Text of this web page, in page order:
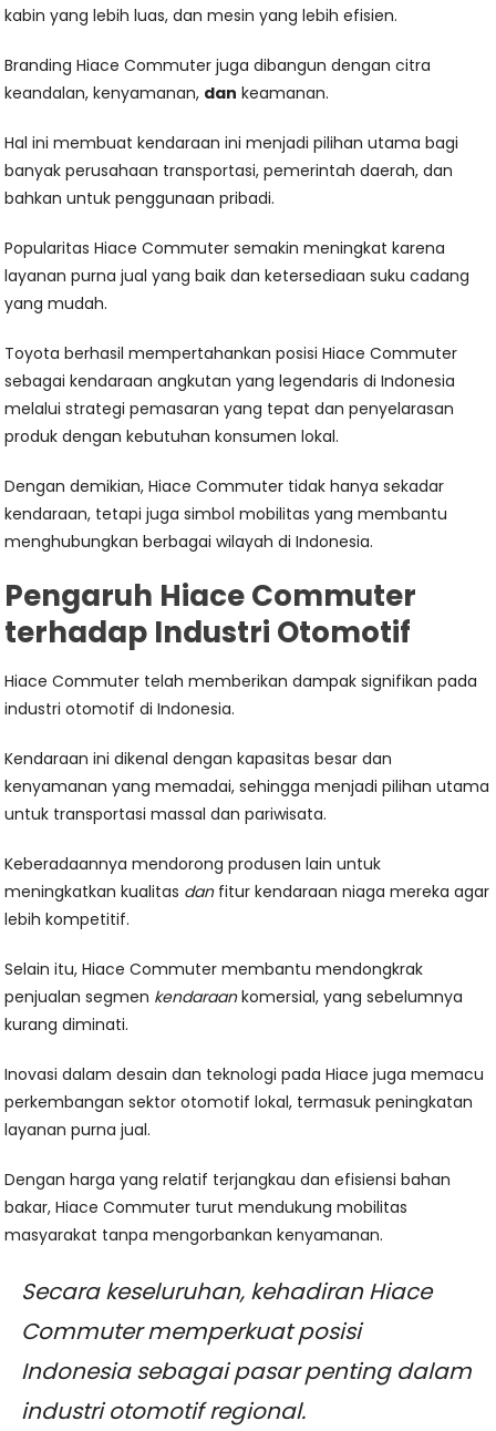
kabin yang lebih luas, dan mesin yang lebih efisien.
Branding Hiace Commuter juga dibangun dengan citra
keandalan, kenyamanan, dan keamanan.
Hal ini membuat kendaraan ini menjadi pilihan utama bagi
banyak perusahaan transportasi, pemerintah daerah, dan
bahkan untuk penggunaan pribadi.
Popularitas Hiace Commuter semakin meningkat karena
layanan purna jual yang baik dan ketersediaan suku cadang
yang mudah.
Toyota berhasil mempertahankan posisi Hiace Commuter
sebagai kendaraan angkutan yang legendaris di Indonesia
melalui strategi pemasaran yang tepat dan penyelarasan
produk dengan kebutuhan konsumen lokal.
Dengan demikian, Hiace Commuter tidak hanya sekadar
kendaraan, tetapi juga simbol mobilitas yang membantu
menghubungkan berbagai wilayah di Indonesia.
Pengaruh Hiace Commuter
terhadap Industri Otomotif
Hiace Commuter telah memberikan dampak signifikan pada
industri otomotif di Indonesia.
Kendaraan ini dikenal dengan kapasitas besar dan
kenyamanan yang memadai, sehingga menjadi pilihan utama
untuk transportasi massal dan pariwisata.
Keberadaannya mendorong produsen lain untuk
meningkatkan kualitas danfitur kendaraan niaga mereka agar
lebih kompetitif.
Selain itu, Hiace Commuter membantu mendongkrak
penjualan segmen kendaraankomersial, yang sebelumnya
kurang diminati.
Inovasi dalam desain dan teknologi pada Hiace juga memacu
perkembangan sektor otomotif lokal, termasuk peningkatan
layanan purna jual.
Dengan harga yang relatif terjangkau dan efisiensi bahan
bakar, Hiace Commuter turut mendukung mobilitas
masyarakat tanpa mengorbankan kenyamanan.
Secara keseluruhan, kehadiran Hiace
Commuter memperkuat posisi
Indonesia sebagai pasar penting dalam
industri otomotif regional.